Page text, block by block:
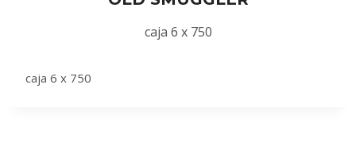
caja 6 x 750
caja 6 x 750